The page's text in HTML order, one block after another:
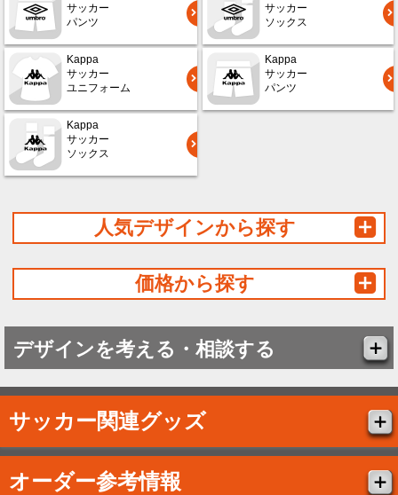
サッカー
パンツ
サッカー
ソックス
Kappa
サッカー
ユニフォーム
Kappa
サッカー
パンツ
Kappa
サッカー
ソックス
人気デザインから探す
価格から探す
デザインを考える・相談する
サッカー関連グッズ
オーダー参考情報